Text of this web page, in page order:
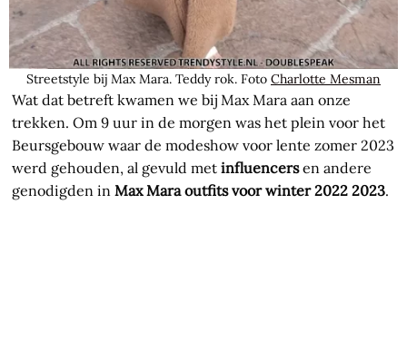
Streetstyle bij Max Mara. Teddy rok. Foto Charlotte Mesman
Wat dat betreft kwamen we bij Max Mara aan onze
trekken. Om 9 uur in de morgen was het plein voor het
Beursgebouw waar de modeshow voor lente zomer 2023
werd gehouden, al gevuld metinfluencersen andere
genodigden inMax Mara outfits voor winter 2022 2023.